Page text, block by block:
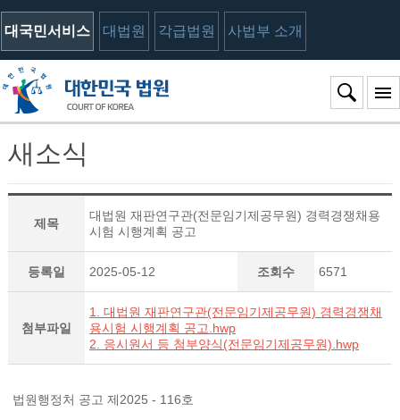
대국민서비스 대법원 각급법원 사법부 소개
새소식
제목
대법원 재판연구관(전문임기제공무원) 경력경쟁채용
시험 시행계획 공고
등록일 2025-05-12 조회수 6571
첨부파일
1. 대법원 재판연구관(전문임기제공무원) 경력경쟁채
용시험 시행계획 공고.hwp
2. 응시원서 등 첨부양식(전문임기제공무원).hwp
법원행정처 공고 제2025 - 116호